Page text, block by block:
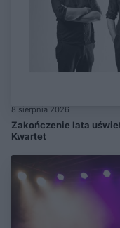
8 sierpnia 2026
Zakończenie lata
Kwartet